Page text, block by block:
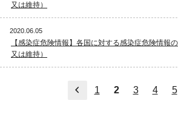
又は維持）
2020.06.05
【感染症危険情報】各国に対する感染症危険情報
又は維持）
前へ
1 2 3 4 5